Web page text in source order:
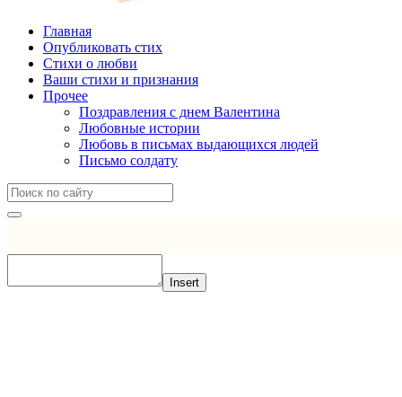
Главная
Опубликовать стих
Стихи о любви
Ваши стихи и признания
Прочее
Поздравления с днем Валентина
Любовные истории
Любовь в письмах выдающихся людей
Письмо солдату
Insert